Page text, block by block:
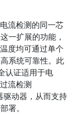
流检测的同一芯
一扩展的功能，
度均可通过单个
系统可靠性。此
认证适用于电
流检测
驱动器，从而支持
署。